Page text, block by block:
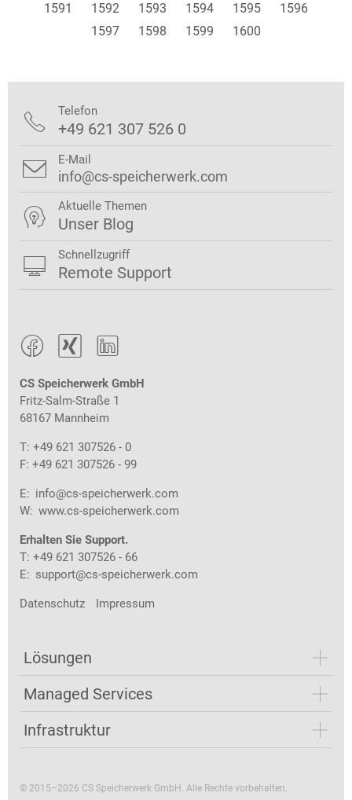
1591
1592 1593 1594 1595
1596
1597
1598 1599 1600
  
CS Speicherwerk GmbH
Fritz-Salm-Straße 1
68167 Mannheim
T: +49 621 307526 - 0
F: +49 621 307526 - 99
E: info@cs-speicherwerk.com
W: www.cs-speicherwerk.com
Erhalten Sie Support.
T: +49 621 307526 - 66
E: support@cs-speicherwerk.com
Datenschutz Impressum
Lösungen
Managed Services
Infrastruktur
 Telefon
+49 621 307 526 0
 E-Mail
info@cs-speicherwerk.com
 Aktuelle Themen
Unser Blog
 Schnellzugriff
Remote Support
© 2015–2026 CS Speicherwerk GmbH. Alle Rechte vorbehalten.